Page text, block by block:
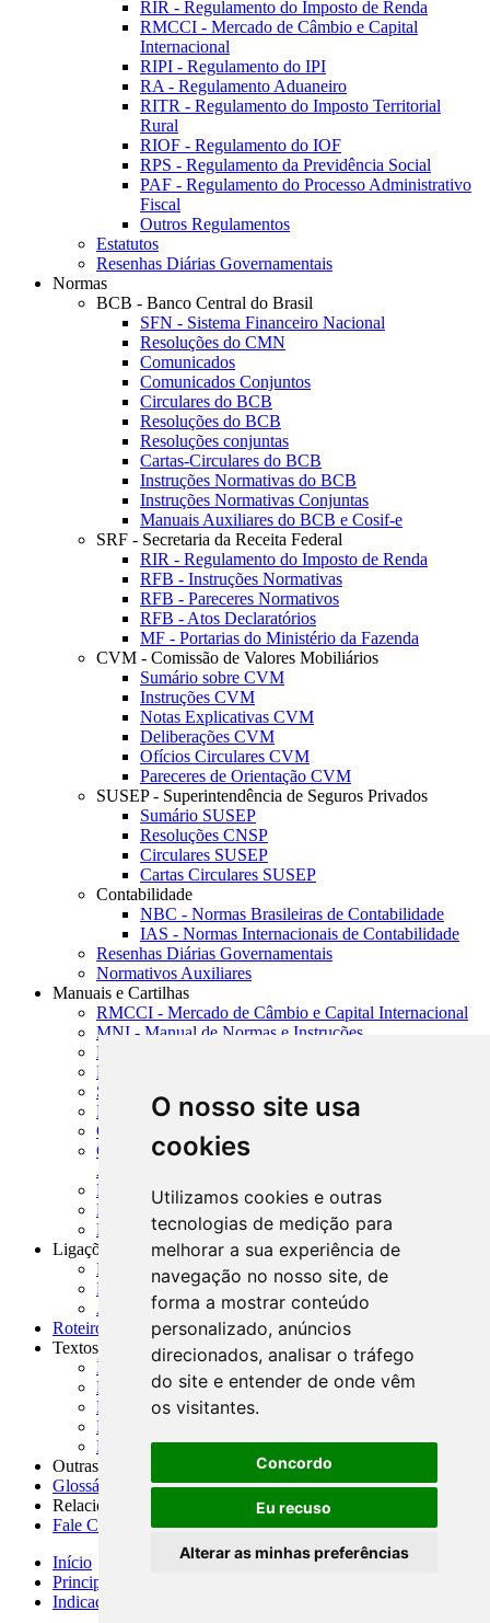
O nosso site usa
cookies
Utilizamos cookies e outras
tecnologias de medição para
melhorar a sua experiência de
navegação no nosso site, de
forma a mostrar conteúdo
personalizado, anúncios
direcionados, analisar o tráfego
do site e entender de onde vêm
os visitantes.
Concordo
Eu recuso
Alterar as minhas preferências
RIR - Regulamento do Imposto de Renda
RMCCI - Mercado de Câmbio e Capital
Internacional
RIPI - Regulamento do IPI
RA - Regulamento Aduaneiro
RITR - Regulamento do Imposto Territorial
Rural
RIOF - Regulamento do IOF
RPS - Regulamento da Previdência Social
PAF - Regulamento do Processo Administrativo
Fiscal
Outros Regulamentos
Estatutos
Resenhas Diárias Governamentais
Normas
BCB - Banco Central do Brasil
SFN - Sistema Financeiro Nacional
Resoluções do CMN
Comunicados
Comunicados Conjuntos
Circulares do BCB
Resoluções do BCB
Resoluções conjuntas
Cartas-Circulares do BCB
Instruções Normativas do BCB
Instruções Normativas Conjuntas
Manuais Auxiliares do BCB e Cosif-e
SRF - Secretaria da Receita Federal
RIR - Regulamento do Imposto de Renda
RFB - Instruções Normativas
RFB - Pareceres Normativos
RFB - Atos Declaratórios
MF - Portarias do Ministério da Fazenda
CVM - Comissão de Valores Mobiliários
Sumário sobre CVM
Instruções CVM
Notas Explicativas CVM
Deliberações CVM
Ofícios Circulares CVM
Pareceres de Orientação CVM
SUSEP - Superintendência de Seguros Privados
Sumário SUSEP
Resoluções CNSP
Circulares SUSEP
Cartas Circulares SUSEP
Contabilidade
NBC - Normas Brasileiras de Contabilidade
IAS - Normas Internacionais de Contabilidade
Resenhas Diárias Governamentais
Normativos Auxiliares
Manuais e Cartilhas
RMCCI - Mercado de Câmbio e Capital Internacional
MNI - Manual de Normas e Instruções
MTVM - Manual de Títulos e Valores Mobiliários
MCR - Manual de Crédito Rural
SISORF - Manual de Organização do SFN
MASUP - Manual de Supervisão Bancária
CADOC - Catálogo de Documentos
CNAE-CONCLA - Classificação Nacional de
Atividades Econômicas
PMF - Cartilhas do BCB
Manuais Auxiliares do BCB e Cosif-e
Resenhas Diárias Governamentais
Ligações Externas
Links Úteis
Presidência da República
Agências Nacionais Reguladoras
Roteiros para Estudos
Textos
Índice de Textos
Editorial
Monografias
Na Imprensa
Fórum de Discussão
Outras ferramentas
Glossário
Relacionamento
Fale Conosco
Início
Principais notícias
Indicadores